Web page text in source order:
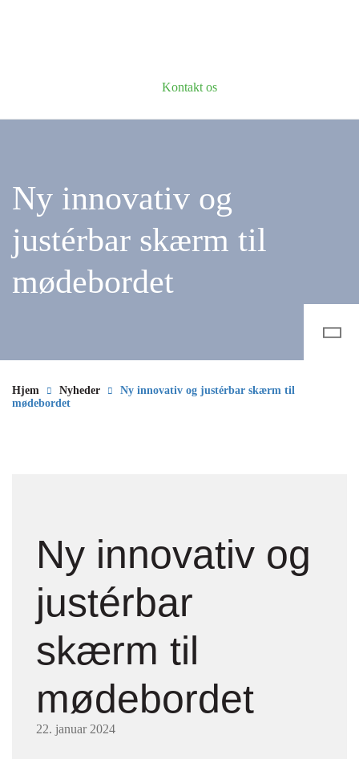
Kontakt os
Ny innovativ og
justérbar skærm til
mødebordet
Hjem Nyheder
Ny innovativ og justérbar skærm til
mødebordet
Ny innovativ og
justérbar
skærm til
mødebordet
22. januar 2024